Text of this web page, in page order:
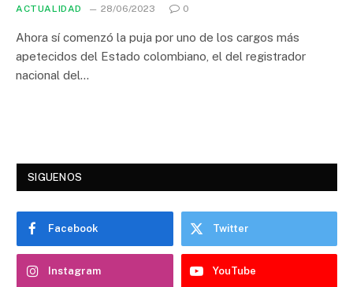
ACTUALIDAD 28/06/2023 0
Ahora sí comenzó la puja por uno de los cargos más
apetecidos del Estado colombiano, el del registrador
nacional del…
SIGUENOS
Facebook Twitter
Instagram YouTube